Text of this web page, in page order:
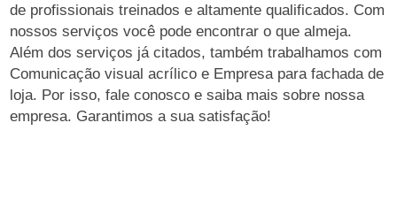
de profissionais treinados e altamente qualificados. Com
nossos serviços você pode encontrar o que almeja.
Além dos serviços já citados, também trabalhamos com
Comunicação visual acrílico e Empresa para fachada de
loja. Por isso, fale conosco e saiba mais sobre nossa
empresa. Garantimos a sua satisfação!